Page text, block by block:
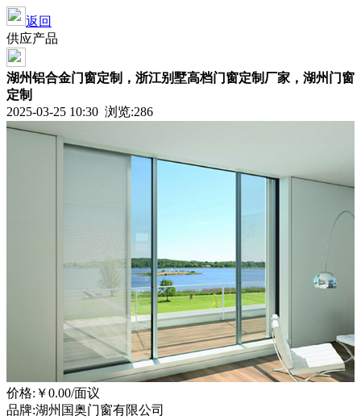
返回
供应产品
湖州铝合金门窗定制，浙江别墅高档门窗定制厂家，湖州门窗
定制
2025-03-25 10:30 浏览:286
价格: ￥0.00/面议
品牌:湖州国奥门窗有限公司